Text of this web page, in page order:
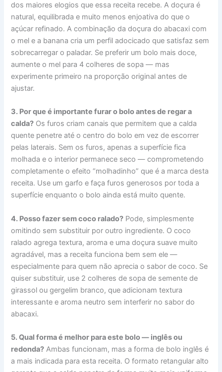
dos maiores elogios que essa receita recebe. A doçura é
natural, equilibrada e muito menos enjoativa do que o
açúcar refinado. A combinação da doçura do abacaxi com
o mel e a banana cria um perfil adocicado que satisfaz sem
sobrecarregar o paladar. Se preferir um bolo mais doce,
aumente o mel para 4 colheres de sopa — mas
experimente primeiro na proporção original antes de
ajustar.
3. Por que é importante furar o bolo antes de regar a
calda? Os furos criam canais que permitem que a calda
quente penetre até o centro do bolo em vez de escorrer
pelas laterais. Sem os furos, apenas a superfície fica
molhada e o interior permanece seco — comprometendo
completamente o efeito “molhadinho” que é a marca desta
receita. Use um garfo e faça furos generosos por toda a
superfície enquanto o bolo ainda está muito quente.
4. Posso fazer sem coco ralado? Pode, simplesmente
omitindo sem substituir por outro ingrediente. O coco
ralado agrega textura, aroma e uma doçura suave muito
agradável, mas a receita funciona bem sem ele —
especialmente para quem não aprecia o sabor de coco. Se
quiser substituir, use 2 colheres de sopa de semente de
girassol ou gergelim branco, que adicionam textura
interessante e aroma neutro sem interferir no sabor do
abacaxi.
5. Qual forma é melhor para este bolo — inglês ou
redonda? Ambas funcionam, mas a forma de bolo inglês é
a mais indicada para esta receita. O formato retangular alto